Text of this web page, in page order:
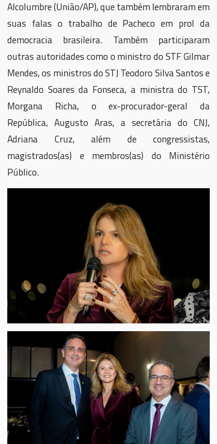
Alcolumbre (União/AP), que também lembraram em
suas falas o trabalho de Pacheco em prol da
democracia brasileira. Também participaram
outras autoridades como o ministro do STF Gilmar
Mendes, os ministros do STJ Teodoro Silva Santos e
Reynaldo Soares da Fonseca, a ministra do TST,
Morgana Richa, o ex-procurador-geral da
República, Augusto Aras, a secretária do CNJ,
Adriana Cruz, além de congressistas,
magistrados(as) e membros(as) do Ministério
Público.